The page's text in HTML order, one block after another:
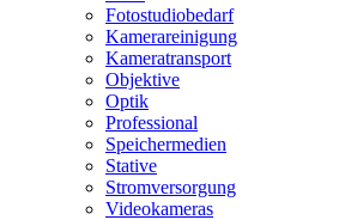
Fotostudiobedarf
Kamerareinigung
Kameratransport
Objektive
Optik
Professional
Speichermedien
Stative
Stromversorgung
Videokameras